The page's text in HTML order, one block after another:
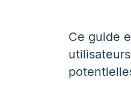
Ce guide